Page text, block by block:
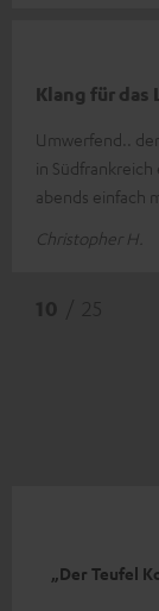
Klang für das
Umwerfend..
in
abends einfach
Christopher H.
„Der Teufel